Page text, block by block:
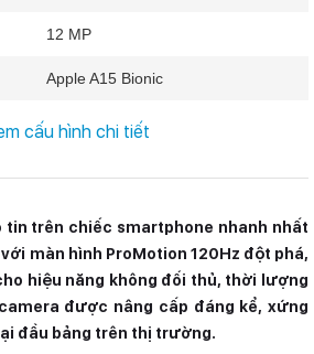
12 MP
Apple A15 Bionic
6 GB
3095 mAh20 W
cấu hình chi tiết
tin trên chiếc smartphone nhanh nhất
màn hình ProMotion 120Hz đột phá,
hiệu năng không đối thủ, thời lượng
được nâng cấp đáng kể, xứng
đầu bảng trên thị trường.